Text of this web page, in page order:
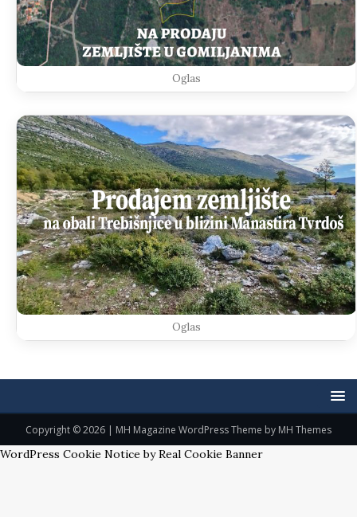
Oglas
Oglas
Copyright © 2026 | MH Magazine WordPress Theme by MH Themes
WordPress Cookie Notice by Real Cookie Banner